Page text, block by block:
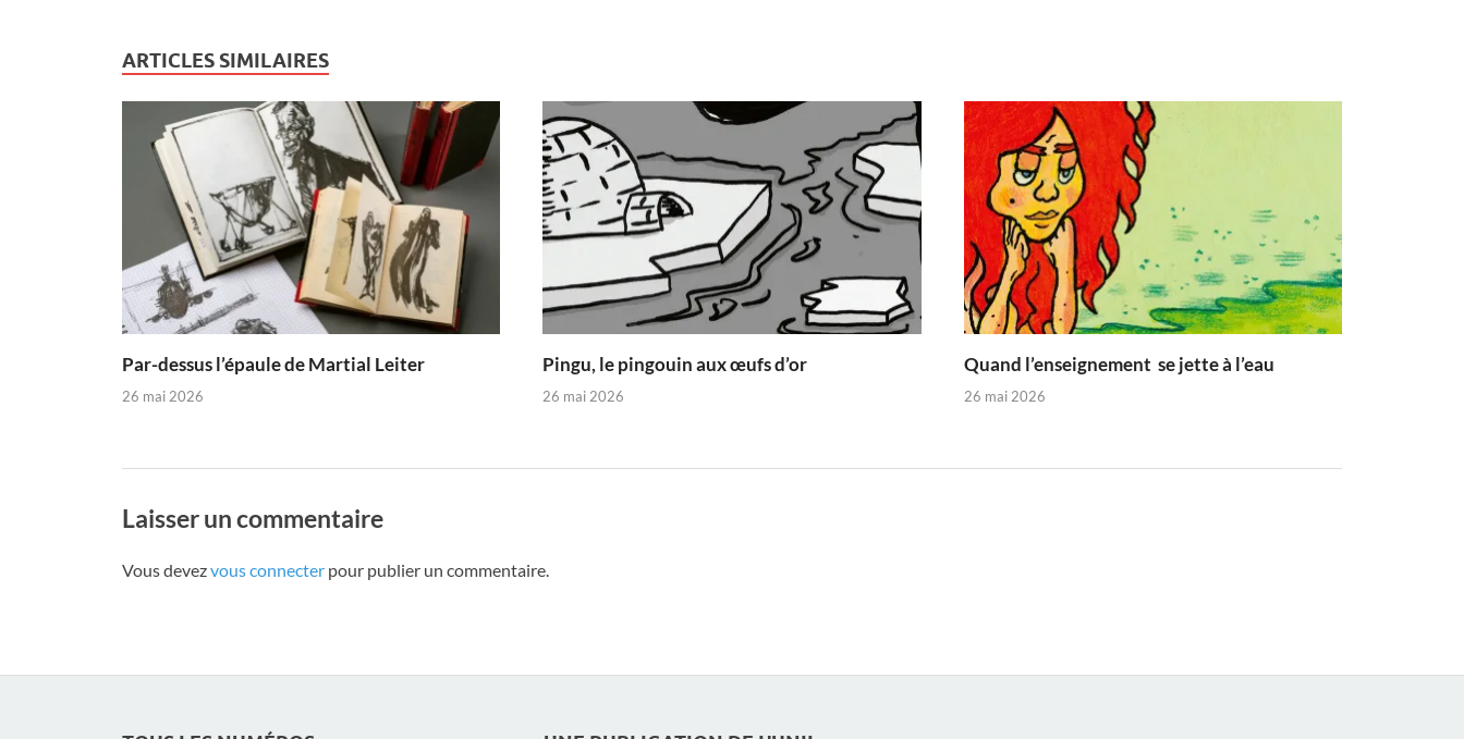
ARTICLES SIMILAIRES
Par-dessus l’épaule de Martial Leiter
26 mai 2026
Pingu, le pingouin aux œufs d’or
26 mai 2026
Quand l’enseignement se jette à l’eau
26 mai 2026
Laisser un commentaire
Vous devezvous connecter pour publier un commentaire.